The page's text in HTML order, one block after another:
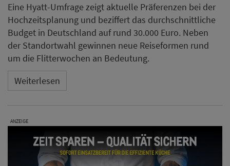
Eine Hyatt-Umfrage zeigt aktuelle Präferenzen bei der
Hochzeitsplanung und beziffert das durchschnittliche
Budget in Deutschland auf rund 30.000 Euro. Neben
der Standortwahl gewinnen neue Reiseformen rund
um die Flitterwochen an Bedeutung.
Weiterlesen
ANZEIGE